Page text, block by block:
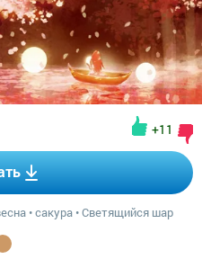
+11
•сакура •Светящийся шар